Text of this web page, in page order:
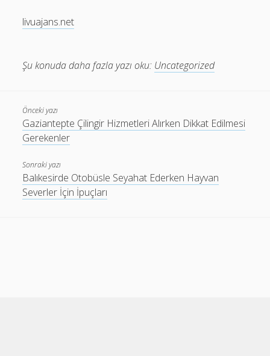
livuajans.net
Şu konuda daha fazla yazı oku: Uncategorized
Önceki yazı
Gaziantepte Çilingir Hizmetleri Alırken Dikkat Edilmesi
Gerekenler
Sonraki yazı
Balıkesirde Otobüsle Seyahat Ederken Hayvan
Severler İçin İpuçları